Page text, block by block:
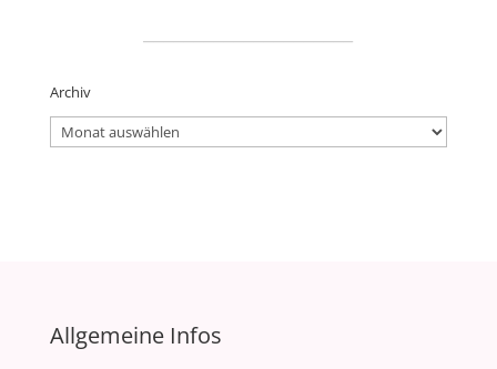
Archiv
Archiv
Allgemeine Infos